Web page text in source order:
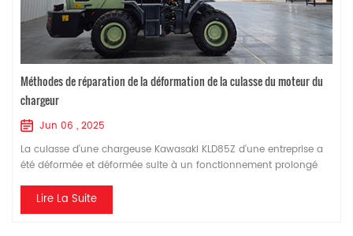
Méthodes de réparation de la déformation de la culasse du moteur du
chargeur
Jun 06 , 2025
La culasse d'une chargeuse Kawasaki KLD85Z d'une entreprise a
été déformée et déformée suite à un fonctionnement prolongé
charge alternée. Le joint de cylindre a été endommagé au niveau
de la sortie d'eau, provoquant une chute de pression dans la
Lire La Suite